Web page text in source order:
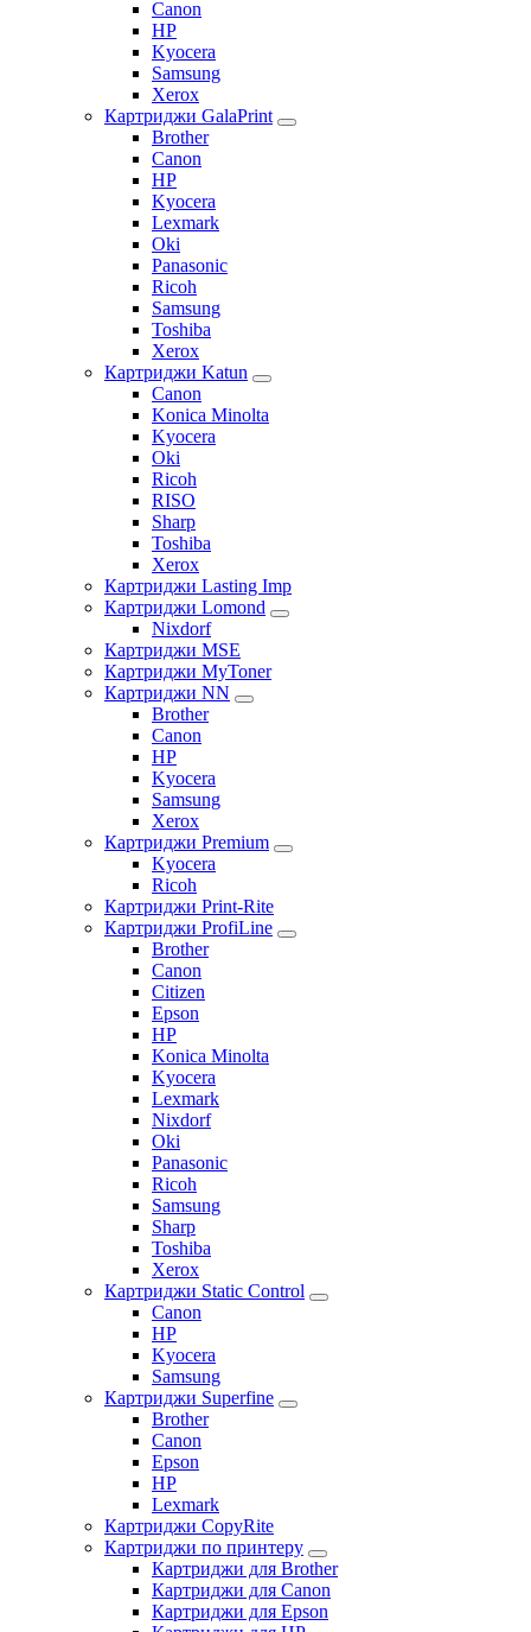
Canon
HP
Kyocera
Samsung
Xerox
Картриджи GalaPrint
Brother
Canon
HP
Kyocera
Lexmark
Oki
Panasonic
Ricoh
Samsung
Toshiba
Xerox
Картриджи Katun
Canon
Konica Minolta
Kyocera
Oki
Ricoh
RISO
Sharp
Toshiba
Xerox
Картриджи Lasting Imp
Картриджи Lomond
Nixdorf
Картриджи MSE
Картриджи MyToner
Картриджи NN
Brother
Canon
HP
Kyocera
Samsung
Xerox
Картриджи Premium
Kyocera
Ricoh
Картриджи Print-Rite
Картриджи ProfiLine
Brother
Canon
Citizen
Epson
HP
Konica Minolta
Kyocera
Lexmark
Nixdorf
Oki
Panasonic
Ricoh
Samsung
Sharp
Toshiba
Xerox
Картриджи Static Control
Canon
HP
Kyocera
Samsung
Картриджи Superfine
Brother
Canon
Epson
HP
Lexmark
Картриджи CopyRite
Картриджи по принтеру
Картриджи для Brother
Картриджи для Canon
Картриджи для Epson